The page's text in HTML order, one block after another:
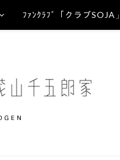
ﾌｧﾝｸﾗﾌﾞ「クラブSOJA」